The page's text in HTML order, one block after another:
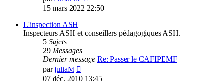
le
15 mars 2022 22:50
L'inspection ASH
Inspecteurs ASH et conseillers pédagogiques ASH.
5 Sujets
29 Messages
Dernier message Re: Passer le CAFIPEMF
parjuliaM
le
07 déc. 2010 13:45